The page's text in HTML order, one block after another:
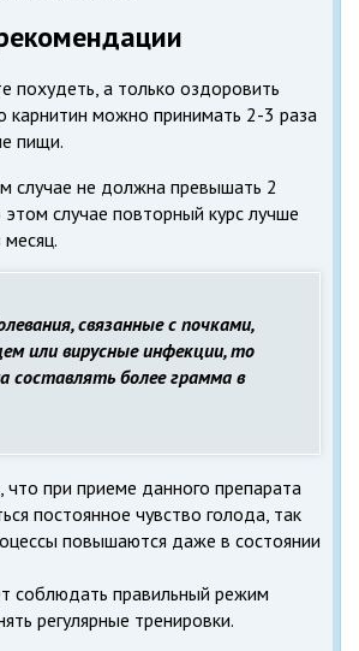
похудеть, а только оздоровить
карнитин можно принимать 2-3 раза
пищи.
случае не должна превышать 2
этом случае повторный курс лучше
связанные с почками,
или вирусные инфекции, то
составлять более грамма в
что при приеме данного препарата
постоянное чувство голода, так
повышаются даже в состоянии
соблюдать правильный режим
регулярные тренировки.